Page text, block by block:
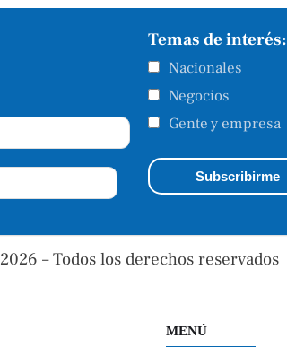
Temas de interés:
Nacionales
Negocios
Gente y empresa
2026 – Todos los derechos reservados
MENÚ